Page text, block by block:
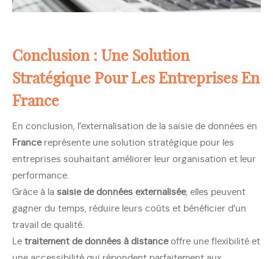
Conclusion : Une Solution
Stratégique Pour Les Entreprises En
France
En conclusion, l’externalisation de la saisie de données en
Francereprésente une solution stratégique pour les
entreprises souhaitant améliorer leur organisation et leur
performance.
Grâce à la saisie de données externalisée, elles peuvent
gagner du temps, réduire leurs coûts et bénéficier d’un
travail de qualité.
Le traitement de données à distanceoffre une flexibilité et